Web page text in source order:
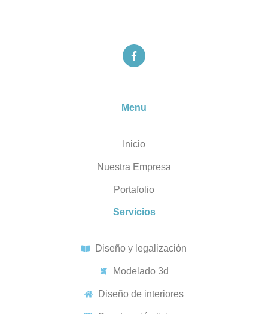
Menu
Inicio
Nuestra Empresa
Portafolio
Servicios
Diseño y legalización
Modelado 3d
Diseño de interiores